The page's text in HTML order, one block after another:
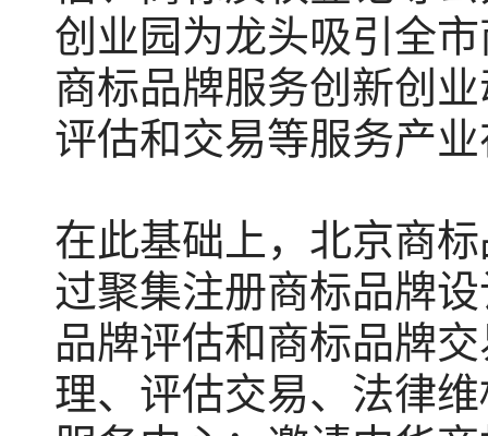
创业园为龙头吸引全
商标品牌服务创新创
评估和交易等服务产
在此基础上，北京商
过聚集注册商标品牌
品牌评估和商标品牌
理、评估交易、法律